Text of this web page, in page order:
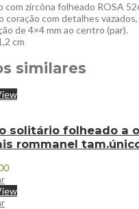
com zircôna folheado ROSA
coração com detalhes
de 4×4 mm ao centro (par).
cm
similares
solitário folheado a
rommanel